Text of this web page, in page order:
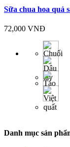
Sữa chua hoa quả
72,000 VNĐ
Danh mục sản